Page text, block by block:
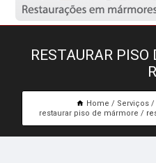
RESTAURAR
Home Serviços
restaurar piso de mármore